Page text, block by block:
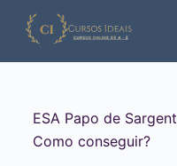
Pular
para
ESA Papo de
Como conseguir?